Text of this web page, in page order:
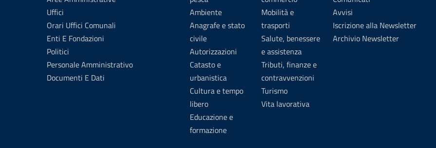
Uffici
Orari Uffici Comunali
Enti E Fondazioni
Politici
Personale Amministrativo
Documenti E Dati
Ambiente
Anagrafe e stato
civile
Autorizzazioni
Catasto e
urbanistica
Cultura e tempo
libero
Educazione e
formazione
Mobilità e
trasporti
Salute, benessere
e assistenza
Tributi, finanze e
contravvenzioni
Turismo
Vita lavorativa
Avvisi
Iscrizione alla Newsletter
Archivio Newsletter